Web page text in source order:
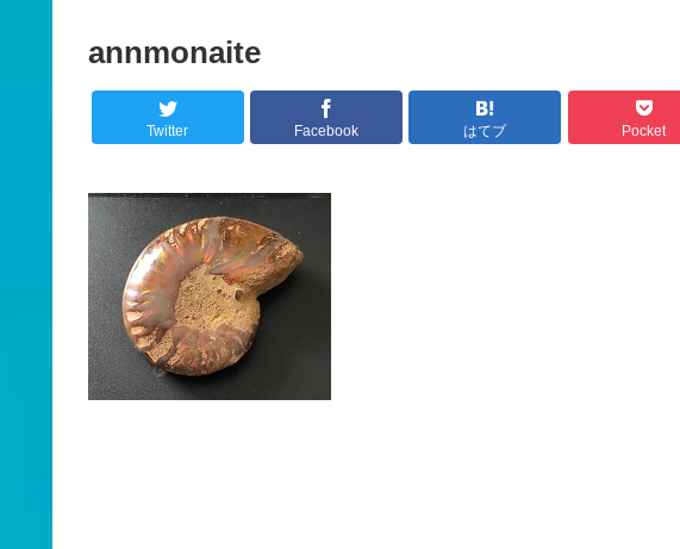
annmonaite
Twitter Facebook はてブ Pocket